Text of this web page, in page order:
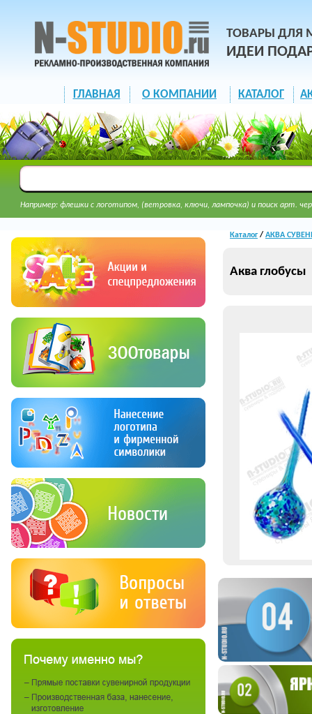
ТОВАРЫ ДЛЯ
ИДЕИ
ГЛАВНАЯ О КОМПАНИИ КАТАЛОГ
Например: флешки с логотипом, (ветровка, ключи, лампочка) и поиск арт.
Каталог/ АКВА
Аква глобусы